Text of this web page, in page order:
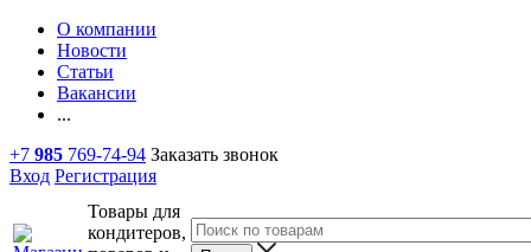
О компании
Новости
Статьи
Вакансии
...
+7 985 769-74-94 Заказать звонок
Вход Регистрация
Товары для
кондитеров,